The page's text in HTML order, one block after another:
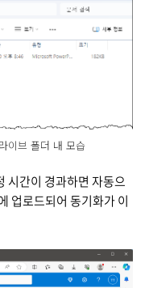
이브 폴더 내 모습
시간이 경과하면 자동으
업로드되어 동기화가 이